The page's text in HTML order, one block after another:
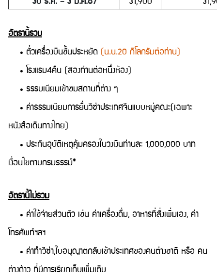
อัตรานี้รวม
• ตั๋วเครื่องบินชั้นประหยัด (น.น.20 กิโลกรัมต่อท่าน)
• โรงแรม4คืน (สองท่านต่อหนึ่งห้อง)
• ธรรมเนียมเข้าชมสถานที่ต่าง ๆ
• ค่าธรรมเนียมการยื่นวีซ่าประเทศจีนแบบหมู่คณะ(เฉพาะ
หนังสือเดินทางไทย)
• ประกันอุบัติเหตุคุ้มครองในวงเงินท่านละ 1,000,000 บาท
เงื่อนไขตามกรมธรรม์*
อัตรานี้ไม่รวม
• ค่าใช้จ่ายส่วนตัว เช่น ค่าเครื่องดื่ม, อาหารที่สั่งเพิ่มเอง, ค่า
โทรศัพท์ฯลฯ
• ค่าทำวีซ่า,ใบอนุญาตกลับเข้าประเทศของคนต่างชาติ หรือ คน
ต่างด้าว ที่มีการเรียกเก็บเพิ่มเติม